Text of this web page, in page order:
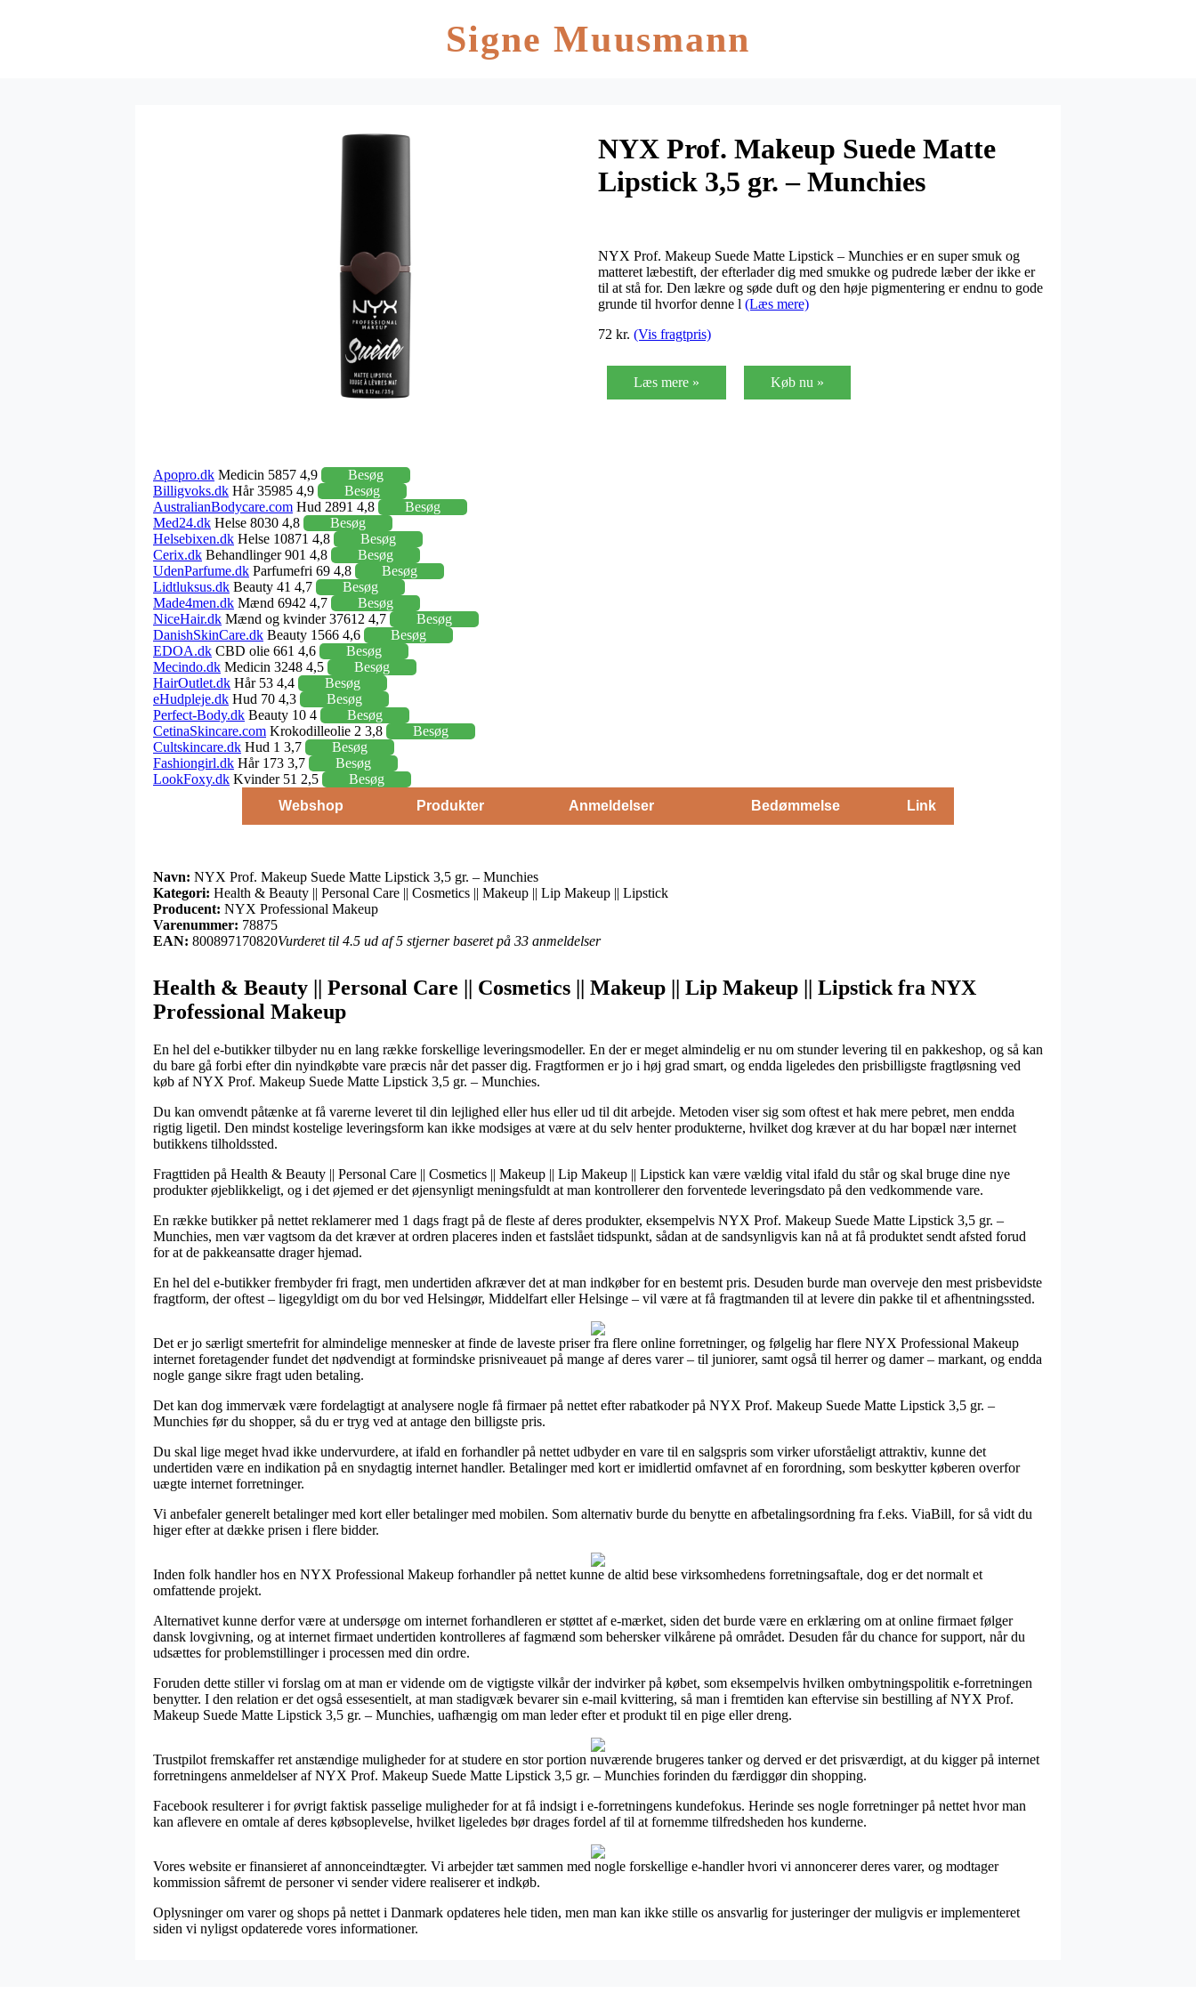
Signe Muusmann
NYX Prof. Makeup Suede Matte
Lipstick 3,5 gr. – Munchies
NYX Prof. Makeup Suede Matte Lipstick – Munchies er en super smuk og
matteret læbestift, der efterlader dig med smukke og pudrede læber der ikke er
til at stå for. Den lækre og søde duft og den høje pigmentering er endnu to gode
grunde til hvorfor denne l (Læs mere)
72 kr. (Vis fragtpris)
Læs mere » Køb nu »
Apopro.dk Medicin 5857 4,9
Besøg
Billigvoks.dk Hår 35985 4,9
Besøg
AustralianBodycare.com Hud 2891 4,8
Besøg
Med24.dk Helse 8030 4,8
Besøg
Helsebixen.dk Helse 10871 4,8
Besøg
Cerix.dk Behandlinger 901 4,8
Besøg
UdenParfume.dk Parfumefri 69 4,8
Besøg
Lidtluksus.dk Beauty 41 4,7
Besøg
Made4men.dk Mænd 6942 4,7
Besøg
NiceHair.dk Mænd og kvinder 37612 4,7
Besøg
DanishSkinCare.dk Beauty 1566 4,6
Besøg
EDOA.dk CBD olie 661 4,6
Besøg
Mecindo.dk Medicin 3248 4,5
Besøg
HairOutlet.dk Hår 53 4,4
Besøg
eHudpleje.dk Hud 70 4,3
Besøg
Perfect-Body.dk Beauty 10 4
Besøg
CetinaSkincare.com Krokodilleolie 2 3,8
Besøg
Cultskincare.dk Hud 1 3,7
Besøg
Fashiongirl.dk Hår 173 3,7
Besøg
LookFoxy.dk Kvinder 51 2,5
Besøg
Webshop
Produkter Anmeldelser Bedømmelse Link
Navn: NYX Prof. Makeup Suede Matte Lipstick 3,5 gr. – Munchies
Kategori: Health & Beauty || Personal Care || Cosmetics || Makeup || Lip Makeup || Lipstick
Producent: NYX Professional Makeup
Varenummer: 78875
EAN: 800897170820Vurderet til 4.5 ud af 5 stjerner baseret på 33 anmeldelser
Health & Beauty || Personal Care || Cosmetics || Makeup || Lip Makeup || Lipstick fra NYX
Professional Makeup
En hel del e-butikker tilbyder nu en lang række forskellige leveringsmodeller. En der er meget almindelig er nu om stunder levering til en pakkeshop, og så kan
du bare gå forbi efter din nyindkøbte vare præcis når det passer dig. Fragtformen er jo i høj grad smart, og endda ligeledes den prisbilligste fragtløsning ved
køb af NYX Prof. Makeup Suede Matte Lipstick 3,5 gr. – Munchies.
Du kan omvendt påtænke at få varerne leveret til din lejlighed eller hus eller ud til dit arbejde. Metoden viser sig som oftest et hak mere pebret, men endda
rigtig ligetil. Den mindst kostelige leveringsform kan ikke modsiges at være at du selv henter produkterne, hvilket dog kræver at du har bopæl nær internet
butikkens tilholdssted.
Fragttiden på Health & Beauty || Personal Care || Cosmetics || Makeup || Lip Makeup || Lipstick kan være vældig vital ifald du står og skal bruge dine nye
produkter øjeblikkeligt, og i det øjemed er det øjensynligt meningsfuldt at man kontrollerer den forventede leveringsdato på den vedkommende vare.
En række butikker på nettet reklamerer med 1 dags fragt på de fleste af deres produkter, eksempelvis NYX Prof. Makeup Suede Matte Lipstick 3,5 gr. –
Munchies, men vær vagtsom da det kræver at ordren placeres inden et fastslået tidspunkt, sådan at de sandsynligvis kan nå at få produktet sendt afsted forud
for at de pakkeansatte drager hjemad.
En hel del e-butikker frembyder fri fragt, men undertiden afkræver det at man indkøber for en bestemt pris. Desuden burde man overveje den mest prisbevidste
fragtform, der oftest – ligegyldigt om du bor ved Helsingør, Middelfart eller Helsinge – vil være at få fragtmanden til at levere din pakke til et afhentningssted.
Det er jo særligt smertefrit for almindelige mennesker at finde de laveste priser fra flere online forretninger, og følgelig har flere NYX Professional Makeup
internet foretagender fundet det nødvendigt at formindske prisniveauet på mange af deres varer – til juniorer, samt også til herrer og damer – markant, og endda
nogle gange sikre fragt uden betaling.
Det kan dog immervæk være fordelagtigt at analysere nogle få firmaer på nettet efter rabatkoder på NYX Prof. Makeup Suede Matte Lipstick 3,5 gr. –
Munchies før du shopper, så du er tryg ved at antage den billigste pris.
Du skal lige meget hvad ikke undervurdere, at ifald en forhandler på nettet udbyder en vare til en salgspris som virker uforståeligt attraktiv, kunne det
undertiden være en indikation på en snydagtig internet handler. Betalinger med kort er imidlertid omfavnet af en forordning, som beskytter køberen overfor
uægte internet forretninger.
Vi anbefaler generelt betalinger med kort eller betalinger med mobilen. Som alternativ burde du benytte en afbetalingsordning fra f.eks. ViaBill, for så vidt du
higer efter at dække prisen i flere bidder.
Inden folk handler hos en NYX Professional Makeup forhandler på nettet kunne de altid bese virksomhedens forretningsaftale, dog er det normalt et
omfattende projekt.
Alternativet kunne derfor være at undersøge om internet forhandleren er støttet af e-mærket, siden det burde være en erklæring om at online firmaet følger
dansk lovgivning, og at internet firmaet undertiden kontrolleres af fagmænd som behersker vilkårene på området. Desuden får du chance for support, når du
udsættes for problemstillinger i processen med din ordre.
Foruden dette stiller vi forslag om at man er vidende om de vigtigste vilkår der indvirker på købet, som eksempelvis hvilken ombytningspolitik e-forretningen
benytter. I den relation er det også essesentielt, at man stadigvæk bevarer sin e-mail kvittering, så man i fremtiden kan eftervise sin bestilling af NYX Prof.
Makeup Suede Matte Lipstick 3,5 gr. – Munchies, uafhængig om man leder efter et produkt til en pige eller dreng.
Trustpilot fremskaffer ret anstændige muligheder for at studere en stor portion nuværende brugeres tanker og derved er det prisværdigt, at du kigger på internet
forretningens anmeldelser af NYX Prof. Makeup Suede Matte Lipstick 3,5 gr. – Munchies forinden du færdiggør din shopping.
Facebook resulterer i for øvrigt faktisk passelige muligheder for at få indsigt i e-forretningens kundefokus. Herinde ses nogle forretninger på nettet hvor man
kan aflevere en omtale af deres købsoplevelse, hvilket ligeledes bør drages fordel af til at fornemme tilfredsheden hos kunderne.
Vores website er finansieret af annonceindtægter. Vi arbejder tæt sammen med nogle forskellige e-handler hvori vi annoncerer deres varer, og modtager
kommission såfremt de personer vi sender videre realiserer et indkøb.
Oplysninger om varer og shops på nettet i Danmark opdateres hele tiden, men man kan ikke stille os ansvarlig for justeringer der muligvis er implementeret
siden vi nyligst opdaterede vores informationer.